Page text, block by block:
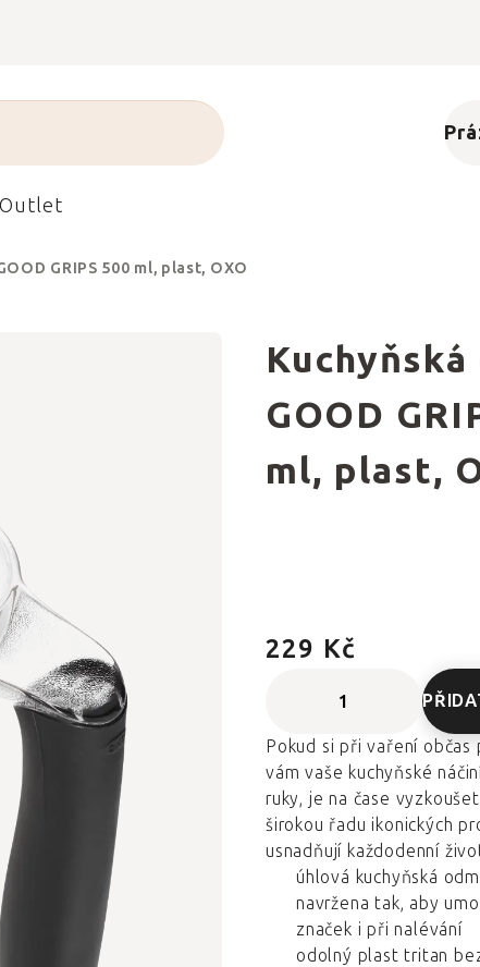
Outlet
GRIPS 500 ml, plast, OXO
GOOD
ml, plast,
229 Kč
Pokud si při vaření občas
vám vaše kuchyňské
ruky, je na čase
širokou řadu ikonických
usnadňují každodenní
úhlová kuchyňská
navržena tak, aby
značek i při nalévání
odolný plast tritan